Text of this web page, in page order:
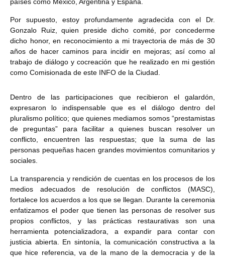
Por supuesto, estoy profundamente agradecida con el Dr.
Gonzalo Ruiz, quien preside dicho comité, por concederme
dicho honor, en reconocimiento a mi trayectoria de más de 30
años de hacer caminos para incidir en mejoras; así como al
trabajo de diálogo y cocreación que he realizado en mi gestión
como Comisionada de este INFO de la Ciudad.
Dentro de las participaciones que recibieron el galardón,
expresaron lo indispensable que es el diálogo dentro del
pluralismo político; que quienes mediamos somos “prestamistas
de preguntas” para facilitar a quienes buscan resolver un
conflicto, encuentren las respuestas; que la suma de las
personas pequeñas hacen grandes movimientos comunitarios y
sociales.
La transparencia y rendición de cuentas en los procesos de los
medios adecuados de resolución de conflictos (MASC),
fortalece los acuerdos a los que se llegan. Durante la ceremonia
enfatizamos el poder que tienen las personas de resolver sus
propios conflictos, y las prácticas restaurativas son una
herramienta potencializadora, a expandir para contar con
justicia abierta. En sintonía, la comunicación constructiva a la
que hice referencia, va de la mano de la democracia y de la